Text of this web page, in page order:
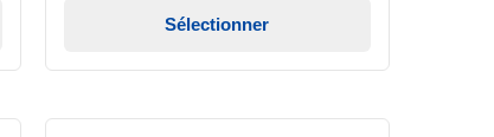
Sélectionner